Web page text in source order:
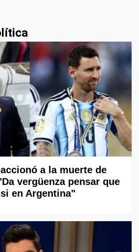
a la muerte de
vergüenza pensar que
en Argentina"